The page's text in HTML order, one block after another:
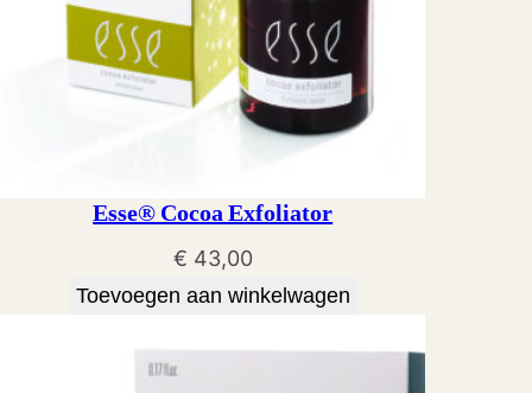
Esse® Cocoa Exfoliator
€ 43,00
Toevoegen aan winkelwagen